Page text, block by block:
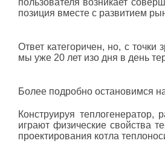
пользователя возникает
позиция вместе с развитием
Ответ категоричен, но, с
мы уже 20 лет изо дня в день
Более подробно остановимся
Конструируя
играют физические свойства
проектирования котла